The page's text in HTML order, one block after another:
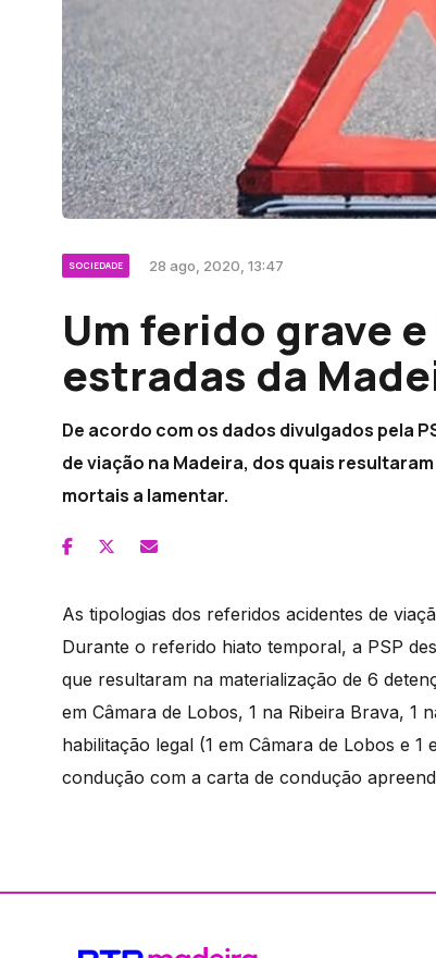
SOCIEDADE 28 ago, 2020, 13:47
Um ferido grave
estradas da
De acordo com os dados divulgados pela
de viação na Madeira, dos quais
mortais a lamentar.
As tipologias dos referidos acidentes de
Durante o referido hiato temporal, a PSP
que resultaram na materialização de 6
em Câmara de Lobos, 1 na Ribeira Brava, 1
habilitação legal (1 em Câmara de Lobos e
condução com a carta de condução